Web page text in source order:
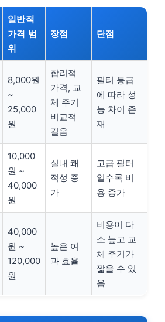
일반적
가격 범
위
장점 단점
8,000원
~
25,000
원
합리적
가격, 교
체 주기
비교적
길음
필터 등급
에 따라 성
능 차이 존
재
10,000
원 ~
40,000
원
실내 쾌
적성 증
가
고급 필터
일수록 비
용 증가
40,000
원 ~
120,000
원
높은 여
과 효율
비용이 다
소 높고 교
체 주기가
짧을 수 있
음